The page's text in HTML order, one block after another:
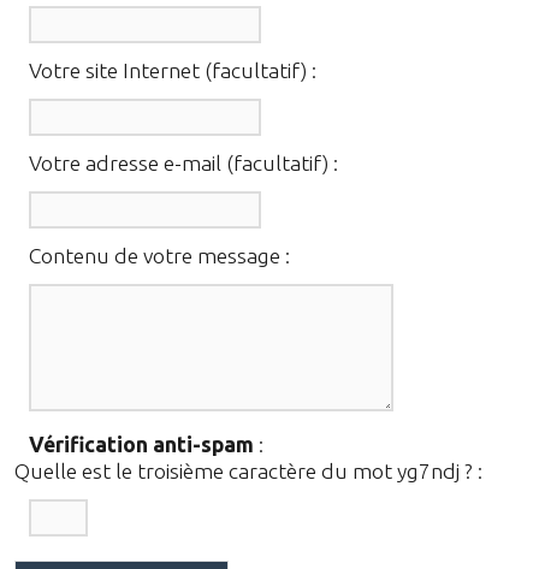
Votre site Internet (facultatif) :
Votre adresse e-mail (facultatif) :
Contenu de votre message :
Vérification anti-spam :
Quelle est le troisième caractère du mot yg7ndj ? :